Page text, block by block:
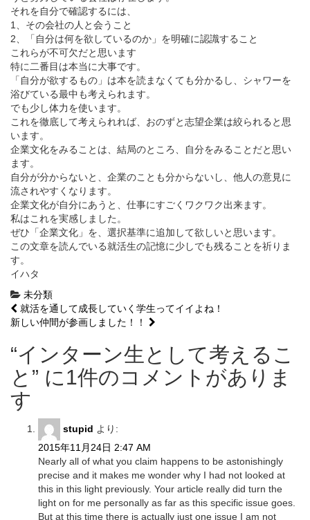
それを自分で確認するには、
1、その会社の人と会うこと
2、「自分は何を欲しているのか」を明確に認識すること
これらが不可欠だと思います
特に二番目は本当に大事です。
「自分が欲するもの」は本を読まなくても分かるし、シャワーを
浴びている最中も考えられます。
でも少し体力を使います。
これを徹底して考えられれば、おのずと志望企業は絞られると思
います。
企業文化をみることは、結局のところ、自分をみることだと思い
ます。
自分が分からないと、企業のことも分からないし、他人の意見に
流されやすくなります。
企業文化が自分にあうと、仕事にすごくワクワク出来ます。
私はこれを実感しました。
ぜひ「企業文化」を、選択基準に追加して欲しいと思います。
この文章を読んでいる就活生の記憶に少しでも残ることを祈りま
す。
イハタ
未分類
投
稿
ナ
ビ
ゲ
ー
就活を通して成長していく学生ってイイよね！
新しい仲間が参画しました！！
“インターン生として考えるこ
と ” に1件のコメントがありま
す
stupid より:
2015年11月24日 2:47 AM
Nearly all of what you claim happens to be astonishingly
precise and it makes me wonder why I had not looked at
this in this light previously. Your article really did turn the
light on for me personally as far as this specific issue goes.
But at this time there is actually just one issue I am not